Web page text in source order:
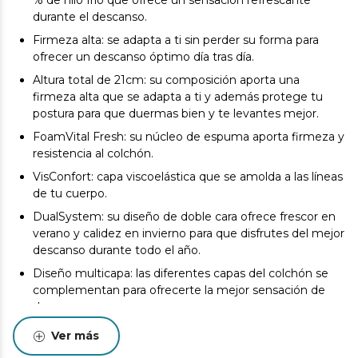
durante el descanso.
Firmeza alta: se adapta a ti sin perder su forma para
ofrecer un descanso óptimo día tras día.
Altura total de 21cm: su composición aporta una
firmeza alta que se adapta a ti y además protege tu
postura para que duermas bien y te levantes mejor.
FoamVital Fresh: su núcleo de espuma aporta firmeza y
resistencia al colchón.
VisConfort: capa viscoelástica que se amolda a las líneas
de tu cuerpo.
DualSystem: su diseño de doble cara ofrece frescor en
verano y calidez en invierno para que disfrutes del mejor
descanso durante todo el año.
Diseño multicapa: las diferentes capas del colchón se
complementan para ofrecerte la mejor sensación de
descanso.
Triple sistema de protección: la composición del
colchón permite prevenir la aparición de ácaros,
Ver más